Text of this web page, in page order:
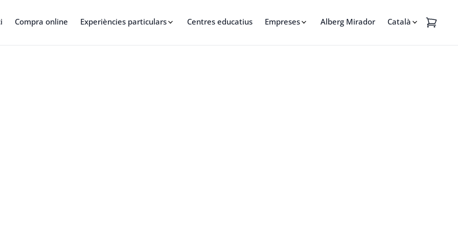
Compra online Experiències particulars Centres educatius Empreses Alberg Mirador Català